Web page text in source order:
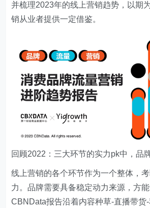
并梳理2023年的线上营销趋势，以期
销从业者提供一定借鉴。
回顾2022：三大环节的实力pk中，品
线上营销的各个环节作为一个整体，
力。品牌需要具备稳定动力来源，方能
CBNData报告沿着内容种草-直播带货-